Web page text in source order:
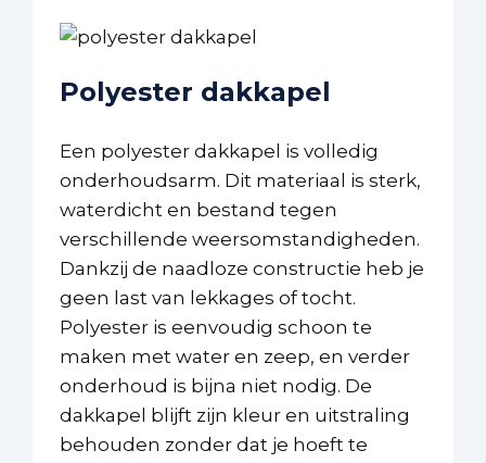
Polyester dakkapel
Een polyester dakkapel is volledig
onderhoudsarm. Dit materiaal is sterk,
waterdicht en bestand tegen
verschillende weersomstandigheden.
Dankzij de naadloze constructie heb je
geen last van lekkages of tocht.
Polyester is eenvoudig schoon te
maken met water en zeep, en verder
onderhoud is bijna niet nodig. De
dakkapel blijft zijn kleur en uitstraling
behouden zonder dat je hoeft te